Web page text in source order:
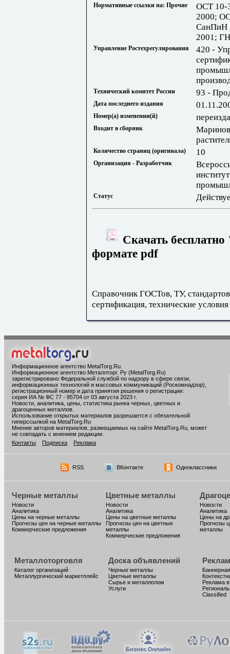
Нормативные ссылки на: Прочие
ОСТ 10-
2000;
СанПиН
2001;
Управление Ростехрегулирования
420 -
Технический комитет России 93 -
Дата последнего издания
Номер(а) изменении(й)
Входит в сборник
Количество страниц (оригинала) 10
Организация - Разработчик
Статус
Скачать
формате pdf
Справочник ГОСТов, ТУ,
сертификация, технические условия
Информационное агентство MetalTorg.Ru
Информационное агентство Металлторг. Ру (MetalTorg.Ru)
зарегистрировано Федеральной службой по надзору в сфере связи,
информационных технологий и массовых коммуникаций (Роскомнадзор),
регистрационный номер и дата принятия решения о регистрации:
серия ИА № ФС 77 - 85704 от 03 августа 2023 г.
Новости, аналитика, цены, статистика рынка черных, цветных и
драгоценных металлов.
Использование открытых материалов разрешается с обязательной
гиперссылкой на MetalTorg.Ru
Мнение авторов материалов, размещаемых на сайте MetalTorg.Ru, может
не совпадать с мнением редакции.
Контакты
Подписка Реклама
RSS ВКонтакте Одноклассники
Черные металлы
Новости
Аналитика
Цены на черные металлы
Прогнозы цен на черные металлы
Коммерческие предложения
Цветные металлы
Новости
Аналитика
Цены на цветные металлы
Прогнозы цен на цветные
металлы
Коммерческие предложения
Новости
Аналитика
Цены на
Прогнозы
металлы
Металлоторговля
Каталог организаций
Металлургический маркетплейс
Доска объявлений
Черные металлы
Цветные металлы
Сырье и металлолом
Услуги
Реклама
Classified